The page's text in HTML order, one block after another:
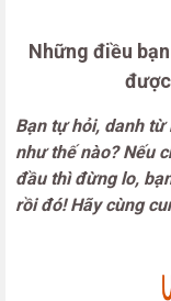
Những điều
Bạn tự hỏi, danh
như thế nào? Nếu
đầu thì đừng lo,
rồi đó! Hãy cùng